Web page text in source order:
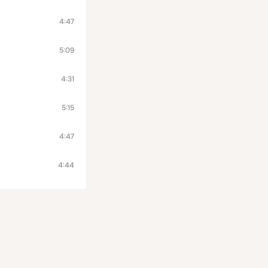
4:47
5:09
4:31
5:15
4:47
4:44